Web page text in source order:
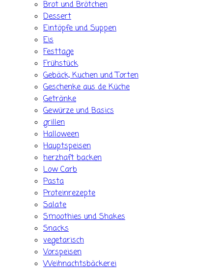
Brot und Brötchen
Dessert
Eintöpfe und Suppen
Eis
Festtage
Frühstück
Gebäck, Kuchen und Torten
Geschenke aus de Küche
Getränke
Gewürze und Basics
grillen
Halloween
Hauptspeisen
herzhaft backen
Low Carb
Pasta
Proteinrezepte
Salate
Smoothies und Shakes
Snacks
vegetarisch
Vorspeisen
Weihnachtsbäckerei